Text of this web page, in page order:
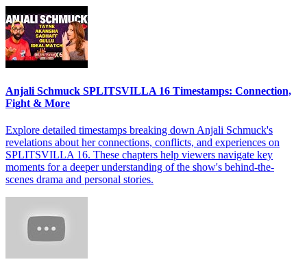
Anjali Schmuck SPLITSVILLA 16 Timestamps: Connection,
Fight & More
Explore detailed timestamps breaking down Anjali Schmuck's
revelations about her connections, conflicts, and experiences on
SPLITSVILLA 16. These chapters help viewers navigate key
moments for a deeper understanding of the show's behind-the-
scenes drama and personal stories.